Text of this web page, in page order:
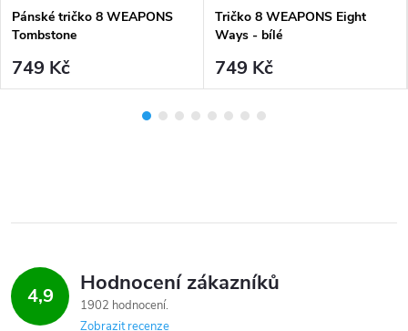
Pánské tričko 8 WEAPONS
Tombstone
749 Kč
Tričko 8 WEAPONS Eight
Ways - bílé
749 Kč
4,9 Hodnocení zákazníků
1902 hodnocení
Zobrazit recenze